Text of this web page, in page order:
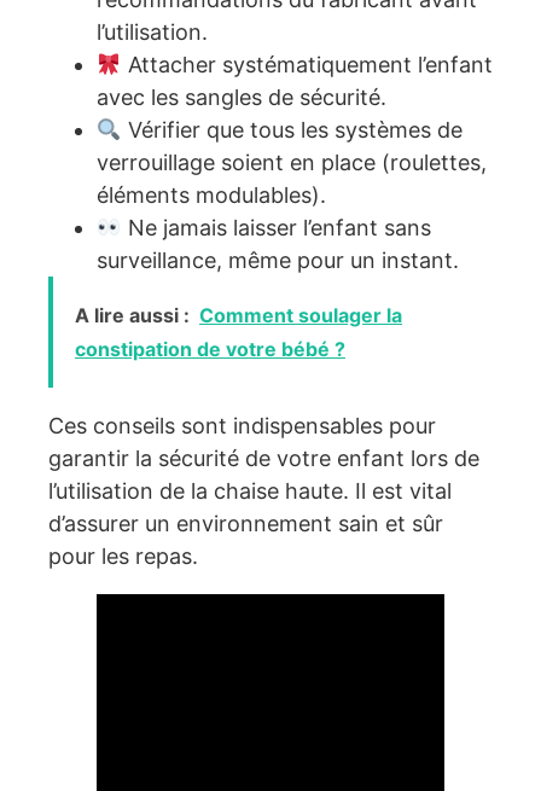
l’utilisation.
Attacher systématiquement l’enfant
avec les sangles de sécurité.
Vérifier que tous les systèmes de
verrouillage soient en place (roulettes,
éléments modulables).
Ne jamais laisser l’enfant sans
surveillance, même pour un instant.
A lire aussi : Comment soulager la
constipation de votre bébé ?
Ces conseils sont indispensables pour
garantir la sécurité de votre enfant lors de
l’utilisation de la chaise haute. Il est vital
d’assurer un environnement sain et sûr
pour les repas.